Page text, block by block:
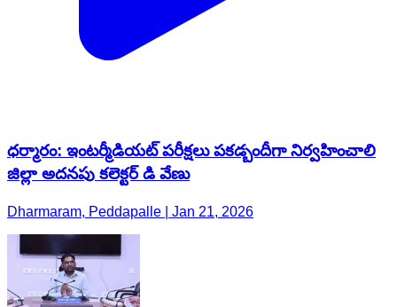
ధర్మారం: ఇంటర్మీడియట్ పరీక్షలు పకడ్బందీగా నిర్వహించాలి
జిల్లా అదనపు కలెక్టర్ డి వేణు
Dharmaram, Peddapalle | Jan 21, 2026